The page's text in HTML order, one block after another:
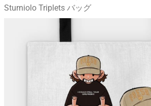
Sturniolo Triplets バッグ